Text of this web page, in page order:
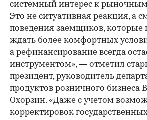
системный интерес к
Это не ситуативная реакция, а
поведения заемщиков, которые
ждать более комфортных
а рефинансирование всегда
инструментом», — отметил
президент, руководитель
продуктов розничного бизнеса
Охорзин. «Даже с учетом
корректировок